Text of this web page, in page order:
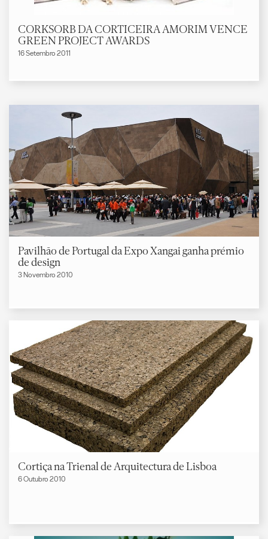
CORKSORB DA CORTICEIRA AMORIM VENCE
GREEN PROJECT AWARDS
16 Setembro 2011
Pavilhão de Portugal da Expo Xangai ganha prémio
de design
3 Novembro 2010
Cortiça na Trienal de Arquitectura de Lisboa
6 Outubro 2010